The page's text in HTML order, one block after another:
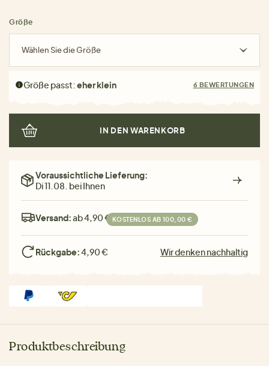
Größe
Wählen Sie die Größe
Größe passt:eher klein 6 BEWERTUNGEN
IN DEN WARENKORB
Voraussichtliche Lieferung:
Di 11.08. bei Ihnen
Versand:ab 4,90 € KOSTENLOS AB 100,00 €
Rückgabe:4,90 € Wir denken nachhaltig
Produktbeschreibung